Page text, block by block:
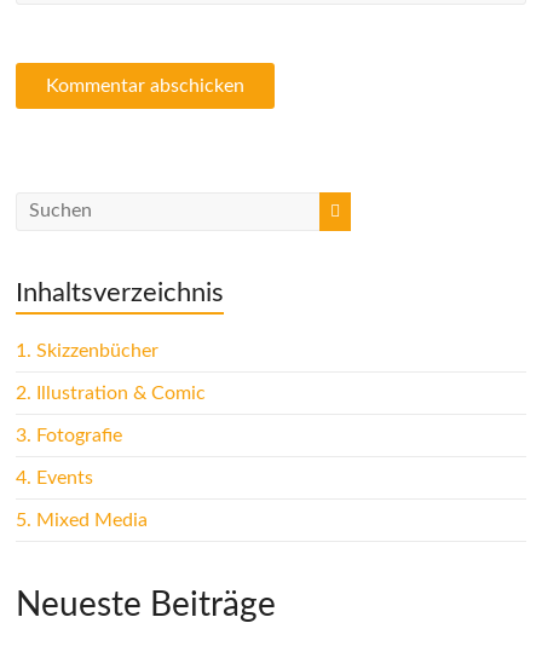
Inhaltsverzeichnis
1. Skizzenbücher
2. Illustration & Comic
3. Fotografie
4. Events
5. Mixed Media
Neueste Beiträge